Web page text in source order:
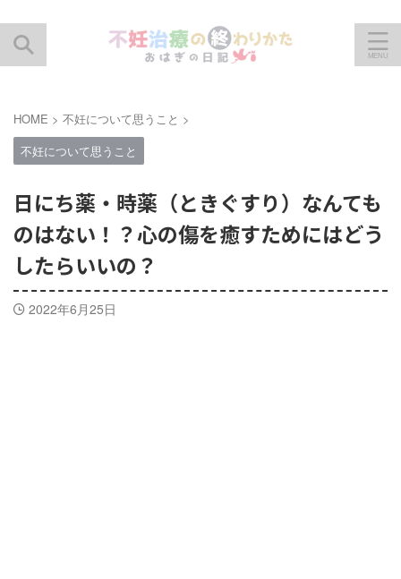
HOME > 不妊について思うこと >
不妊について思うこと
日にち薬・時薬（ときぐすり）なんても
のはない！？心の傷を癒すためにはどう
したらいいの？
2022年6月25日